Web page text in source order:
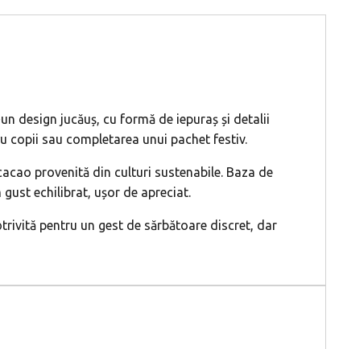
design jucăuș, cu formă de iepuraș și detalii
copii sau completarea unui pachet festiv.
provenită din culturi sustenabile. Baza de
echilibrat, ușor de apreciat.
pentru un gest de sărbătoare discret, dar